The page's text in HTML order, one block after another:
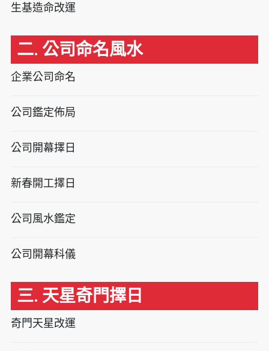
生基造命改運
二. 公司命名風水
企業公司命名
公司鑑定佈局
公司開幕擇日
新春開工擇日
公司風水鑑定
公司開幕科儀
三. 天星奇門擇日
奇門天星改運